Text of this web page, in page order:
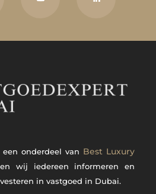
onderdeel van Best Luxury
wij iedereen informeren en
in vastgoed in Dubai.